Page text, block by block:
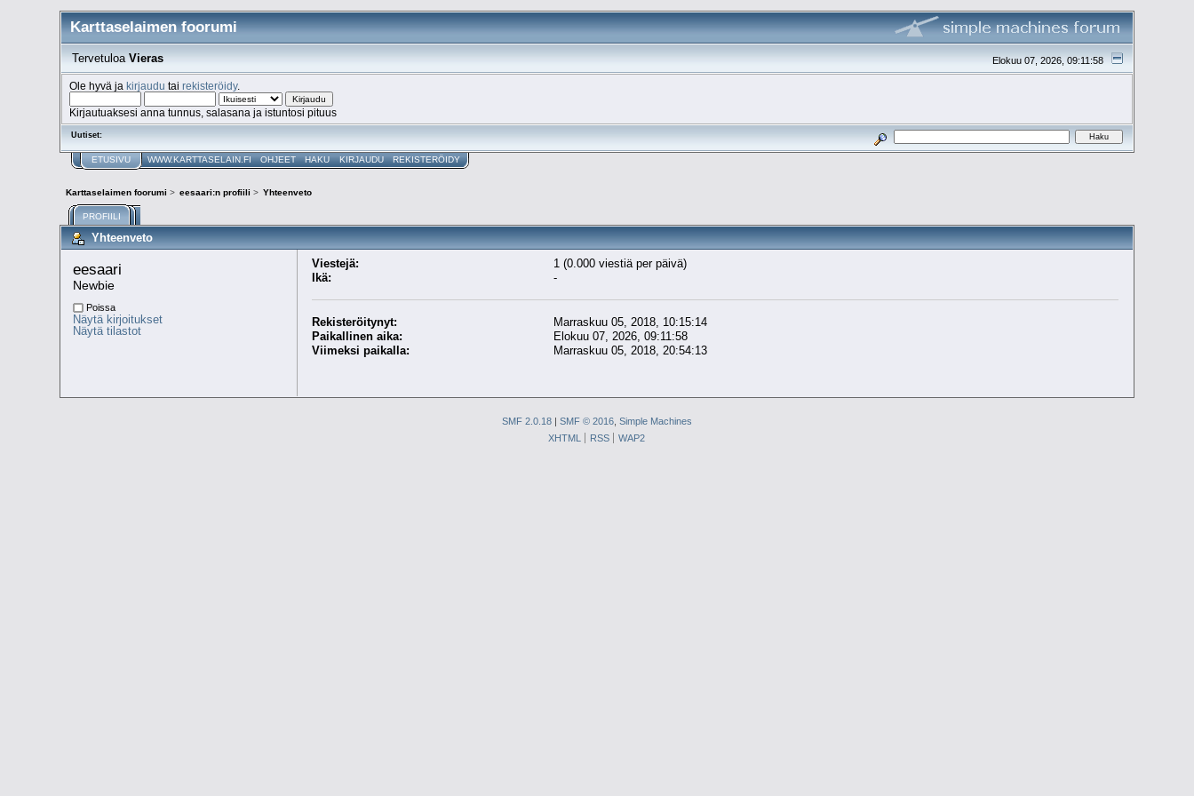
Karttaselaimen foorumi
Elokuu 07, 2026, 09:11:58
Tervetuloa Vieras
Ole hyvä jakirjaudu tairekisteröidy.
Kirjautuaksesi anna tunnus, salasana ja istuntosi pituus
Uutiset:
ETUSIVU WWW.KARTTASELAIN.FI OHJEET HAKU KIRJAUDU REKISTERÖIDY
Karttaselaimen foorumi > eesaari:n profiili > Yhteenveto
PROFIILI
Yhteenveto
eesaari
Newbie
Poissa
Näytä kirjoitukset
Näytä tilastot
Viestejä:
1 (0.000 viestiä per päivä)
Ikä:
-
Rekisteröitynyt:
Marraskuu 05, 2018, 10:15:14
Paikallinen aika:
Elokuu 07, 2026, 09:11:58
Viimeksi paikalla:
Marraskuu 05, 2018, 20:54:13
SMF 2.0.18 | SMF © 2016 Simple Machines
XHTML
RSS WAP2